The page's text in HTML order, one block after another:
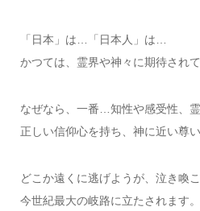
「日本」は…「日本人」は…
かつては、霊界や神々に期待され
なぜなら、一番…知性や感受性、霊
正しい信仰心を持ち、神に近い尊
どこか遠くに逃げようが、泣き喚
今世紀最大の岐路に立たされます。